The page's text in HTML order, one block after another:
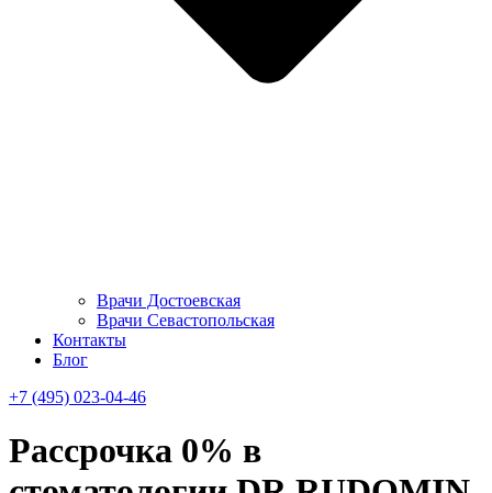
Врачи Достоевская
Врачи Севастопольская
Контакты
Блог
+7 (495) 023-04-46
Рассрочка 0% в